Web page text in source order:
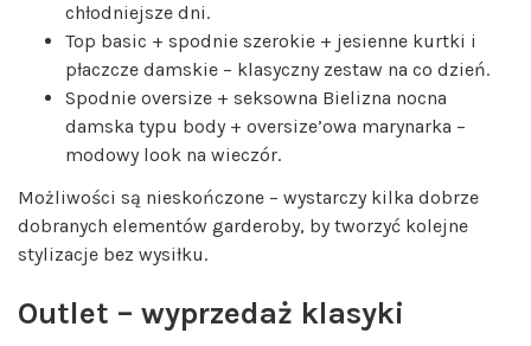
chłodniejsze dni.
Top basic + spodnie szerokie + jesienne kurtki i
płaczcze damskie – klasyczny zestaw na co dzień.
Spodnie oversize + seksowna Bielizna nocna
damska typu body + oversize’owa marynarka –
modowy look na wieczór.
Możliwości są nieskończone – wystarczy kilka dobrze
dobranych elementów garderoby, by tworzyć kolejne
stylizacje bez wysiłku.
Outlet – wyprzedaż klasyki